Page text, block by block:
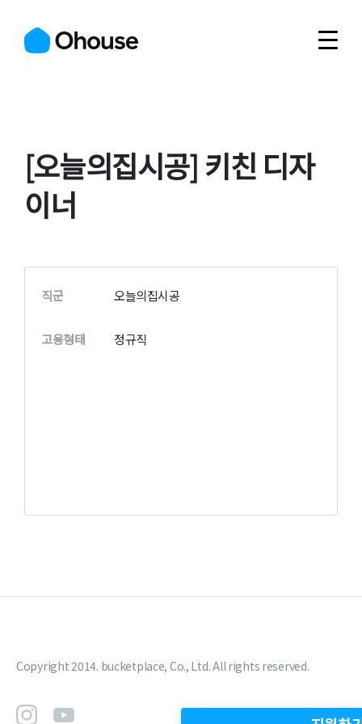
[오늘의집시공] 키친 디자
이너
직군 오늘의집시공
고용형태 정규직
Copyright 2014. bucketplace, Co., Ltd. All rights reserved.